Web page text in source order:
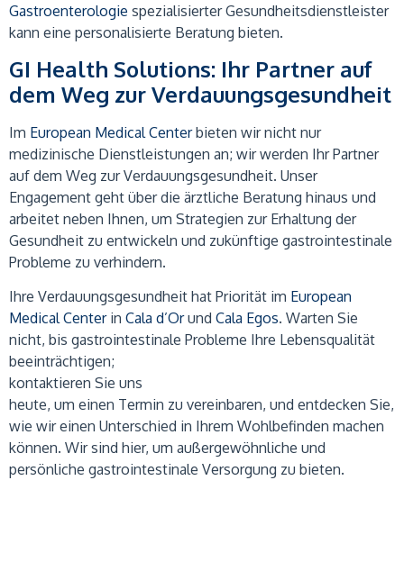
Gastroenterologie spezialisierter Gesundheitsdienstleister
kann eine personalisierte Beratung bieten.
GI Health Solutions: Ihr Partner auf
dem Weg zur Verdauungsgesundheit
Im European Medical Centerbieten wir nicht nur
medizinische Dienstleistungen an; wir werden Ihr Partner
auf dem Weg zur Verdauungsgesundheit. Unser
Engagement geht über die ärztliche Beratung hinaus und
arbeitet neben Ihnen, um Strategien zur Erhaltung der
Gesundheit zu entwickeln und zukünftige gastrointestinale
Probleme zu verhindern.
Ihre Verdauungsgesundheit hat Priorität im European
Medical Centerin Cala d’Orund Cala Egos. Warten Sie
nicht, bis gastrointestinale Probleme Ihre Lebensqualität
beeinträchtigen;
kontaktieren Sie uns
heute, um einen Termin zu vereinbaren, und entdecken Sie,
wie wir einen Unterschied in Ihrem Wohlbefinden machen
können. Wir sind hier, um außergewöhnliche und
persönliche gastrointestinale Versorgung zu bieten.